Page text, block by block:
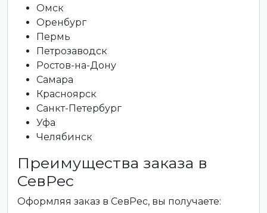
Омск
Оренбург
Пермь
Петрозаводск
Ростов-на-Дону
Самара
Красноярск
Санкт-Петербург
Уфа
Челябинск
Преимущества заказа в
СевРес
Оформляя заказ в СевРес, вы получаете: